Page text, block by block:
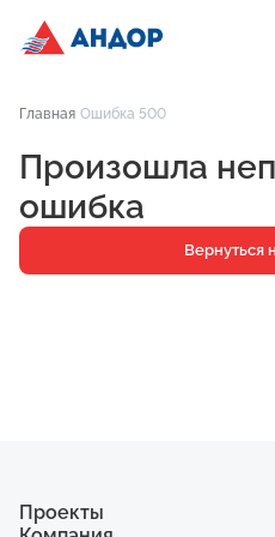
Проекты
Квартиры
Паркинг
Кладовые
Главная Ошибка 500
Произошла
ошибка
Вернуться
Проекты